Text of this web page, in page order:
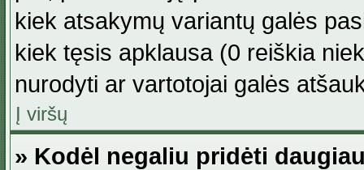
kiek atsakymų variantų galės
kiek tęsis apklausa (0 reiškia
nurodyti ar vartotojai galės
Į viršų
» Kodėl negaliu pridėti